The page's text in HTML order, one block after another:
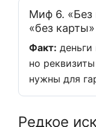
Миф 6. «Без
«без карты»
Факт: деньги
но
нужны для
Редкое